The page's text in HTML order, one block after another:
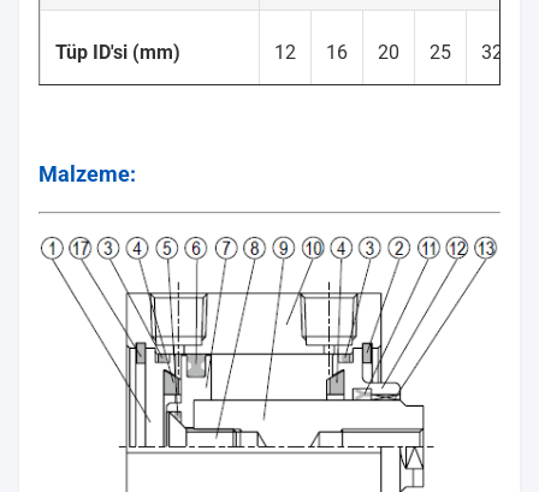
Tüp ID'si (mm) 12 16 20 25 32
Çalışma
basıncı
Çift etkili 0,05~1 0,03~1
Tek
oyunculuk
0,15~1
Malzeme: